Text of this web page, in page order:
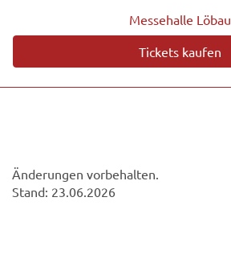
Messehalle Löbau
Tickets kaufen
Änderungen vorbehalten.
Stand: 23.06.2026